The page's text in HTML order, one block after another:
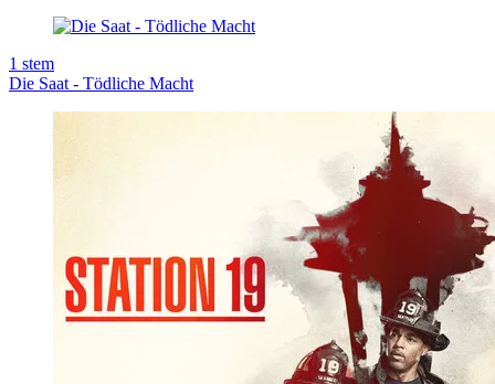
1 stem
Die Saat - Tödliche Macht